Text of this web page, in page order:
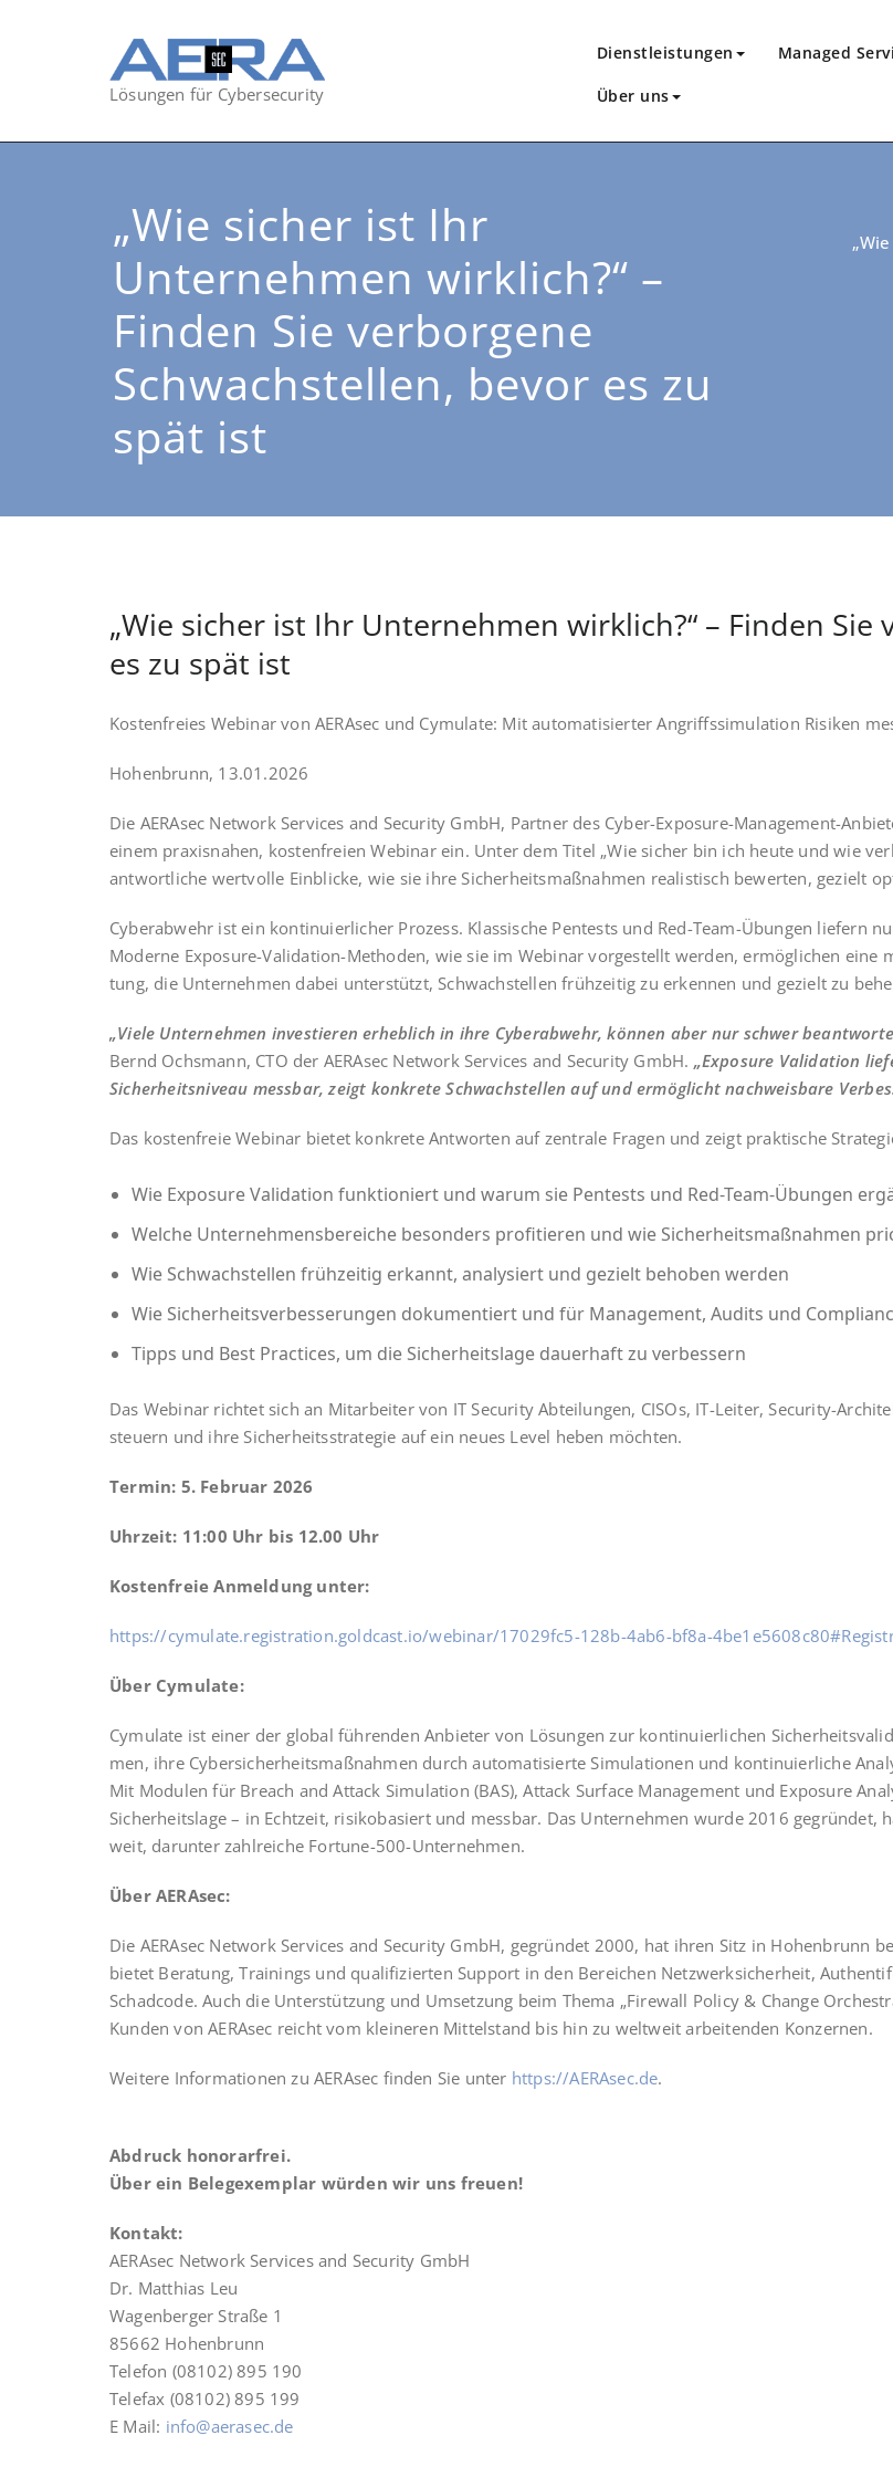
Lösungen für Cybersecurity
Dienstleistungen Managed
Über uns
„Wie sicher ist Ihr
Unternehmen wirklich?“ –
Finden Sie verborgene
Schwachstellen, bevor es zu
spät ist
„Wie sicher ist Ihr Unternehmen wirklich?“ – Finden
es zu spät ist
Kos­ten­frei­es Web­i­nar von AER­Asec und Cymu­la­te: Mit auto­ma­ti­sier­ter Angriffs­si­mu­la­ti­on Risi­ken
Hohen­brunn, 13.01.2026
Die AER­Asec Net­work Ser­vices and Secu­ri­ty GmbH, Part­ner des Cyber-Expo­sure-Manage­ment-
einem pra­xis­na­hen, kos­ten­frei­en Web­i­nar ein. Unter dem Titel „Wie sicher bin ich heu­te und wie
ant­wort­li­che wert­vol­le Ein­bli­cke, wie sie ihre Sicher­heits­maß­nah­men rea­lis­tisch bewer­ten, gezielt
Cyber­ab­wehr ist ein kon­ti­nu­ier­li­cher Pro­zess. Klas­si­sche Pen­tests und Red-Team-Übun­gen lie­fern
Moder­ne Expo­sure-Vali­da­ti­on-Metho­den, wie sie im Web­i­nar vor­ge­stellt wer­den, ermög­li­chen
tung, die Unter­neh­men dabei unter­stützt, Schwach­stel­len früh­zei­tig zu erken­nen und gezielt zu
„Vie­le Unter­neh­men inves­tie­ren erheb­lich in ihre Cyber­ab­wehr, kön­nen aber nur schwer
Bernd Ochs­mann, CTO der AER­Asec Net­work Ser­vices and Secu­ri­ty GmbH. „Expo­sure Vali­da­ti­on
Sicher­heits­ni­veau mess­bar, zeigt kon­kre­te Schwach­stel­len auf und ermög­licht nach­weis­ba­re
Das kos­ten­freie Web­i­nar bie­tet kon­kre­te Ant­wor­ten auf zen­tra­le Fra­gen und zeigt prak­ti­sche
Wie Expo­sure Vali­da­ti­on funk­tio­niert und war­um sie Pen­tests und Red-Team-Übun­gen
Wel­che Unter­neh­mens­be­rei­che beson­ders pro­fi­tie­ren und wie Sicher­heits­maß­nah­men
Wie Schwach­stel­len früh­zei­tig erkannt, ana­ly­siert und gezielt beho­ben werden
Wie Sicher­heits­ver­bes­se­run­gen doku­men­tiert und für Manage­ment, Audits und
Tipps und Best Prac­ti­ces, um die Sicher­heits­la­ge dau­er­haft zu verbessern
Das Web­i­nar rich­tet sich an Mit­ar­bei­ter von IT Secu­ri­ty Abtei­lun­gen, CIS­Os, IT-Lei­ter, Secu­ri­ty-
steu­ern und ihre Sicher­heits­stra­te­gie auf ein neu­es Level heben möchten.
Ter­min: 5. Febru­ar 2026
Uhr­zeit: 11:00 Uhr bis 12.00 Uhr
Kos­ten­freie Anmel­dung unter:
https://cymulate.registration.goldcast.io/webinar/17029fc5-128b-4ab6-bf8a-
Über Cymu­la­te:
Cymu­la­te ist einer der glo­bal füh­ren­den Anbie­ter von Lösun­gen zur kon­ti­nu­ier­li­chen
men, ihre Cyber­si­cher­heits­maß­nah­men durch auto­ma­ti­sier­te Simu­la­tio­nen und kon­ti­nu­ier­li­che
Mit Modu­len für Breach and Attack Simu­la­ti­on (BAS), Attack Sur­face Manage­ment und Expo­sure
Sicher­heits­la­ge – in Echt­zeit, risi­ko­ba­siert und mess­bar. Das Unter­neh­men wur­de 2016
weit, dar­un­ter zahl­rei­che Fortune-500-Unternehmen.
Über AER­Asec:
Die AER­Asec Net­work Ser­vices and Secu­ri­ty GmbH, gegrün­det 2000, hat ihren Sitz in Hohen­brunn
bie­tet Bera­tung, Trai­nings und qua­li­fi­zier­ten Sup­port in den Berei­chen Netz­werk­si­cher­heit,
Schad­code. Auch die Unter­stüt­zung und Umset­zung beim The­ma „Fire­wall Poli­cy & Chan­ge
Kun­den von AER­Asec reicht vom klei­ne­ren Mit­tel­stand bis hin zu welt­weit arbei­ten­den Konzernen.
Wei­te­re Infor­ma­tio­nen zu AER­Asec fin­den Sie unter https://AERAsec.de.
Abdruck hono­rar­frei.
Über ein Beleg­ex­em­plar wür­den wir uns freuen!
Kon­takt:
AER­Asec Net­work Ser­vices and Secu­ri­ty GmbH
Dr. Mat­thi­as Leu
Wagen­ber­ger Stra­ße 1
85662 Hohen­brunn
Tele­fon (08102) 895 190
Tele­fax (08102) 895 199
E Mail: info@aerasec.de